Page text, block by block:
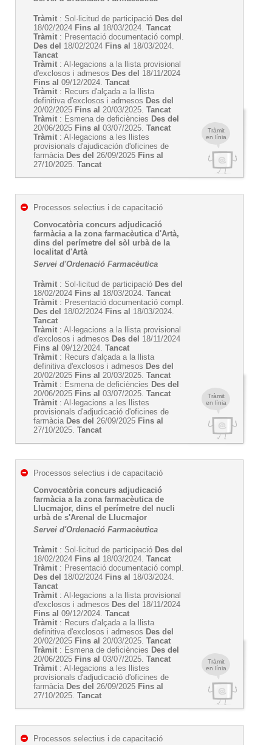
Tràmit
en línia
Tràmit : Sol·licitud de participació Des del
18/02/2024 Fins al 18/03/2024. Tancat
Tràmit : Presentació documentació compl.
Des del 18/02/2024 Fins al 18/03/2024.
Tancat
Tràmit : Al·legacions a la llista provisional
d'exclosos i admesos Des del 18/11/2024
Fins al 09/12/2024. Tancat
Tràmit : Recurs d'alçada a la llista
definitiva d'exclosos i admesos Des del
20/02/2025 Fins al 20/03/2025. Tancat
Tràmit : Esmena de deficiències Des del
20/06/2025 Fins al 03/07/2025. Tancat
Tràmit : Al·legacions a les llistes
provisionals d'ajudicación d'oficines de
farmàcia Des del 26/09/2025 Fins al
27/10/2025. Tancat
Tràmit
en línia
Processos selectius i de capacitació
Convocatòria concurs adjudicació
farmàcia a la zona farmacèutica d'Artà,
dins del perímetre del sòl urbà de la
localitat d'Artà
Servei d'Ordenació Farmacèutica
Tràmit : Sol·licitud de participació Des del
18/02/2024 Fins al 18/03/2024. Tancat
Tràmit : Presentació documentació compl.
Des del 18/02/2024 Fins al 18/03/2024.
Tancat
Tràmit : Al·legacions a la llista provisional
d'exclosos i admesos Des del 18/11/2024
Fins al 09/12/2024. Tancat
Tràmit : Recurs d'alçada a la llista
definitiva d'exclosos i admesos Des del
20/02/2025 Fins al 20/03/2025. Tancat
Tràmit : Esmena de deficiències Des del
20/06/2025 Fins al 03/07/2025. Tancat
Tràmit : Al·legacions a les llistes
provisionals d'adjudicació d'oficines de
farmàcia Des del 26/09/2025 Fins al
27/10/2025. Tancat
Tràmit
en línia
Processos selectius i de capacitació
Convocatòria concurs adjudicació
farmàcia a la zona farmacèutica de
Llucmajor, dins el perímetre del nucli
urbà de s'Arenal de Llucmajor
Servei d'Ordenació Farmacèutica
Tràmit : Sol·licitud de participació Des del
18/02/2024 Fins al 18/03/2024. Tancat
Tràmit : Presentació documentació compl.
Des del 18/02/2024 Fins al 18/03/2024.
Tancat
Tràmit : Al·legacions a la llista provisional
d'exclosos i admesos Des del 18/11/2024
Fins al 09/12/2024. Tancat
Tràmit : Recurs d'alçada a la llista
definitiva d'exclosos i admesos Des del
20/02/2025 Fins al 20/03/2025. Tancat
Tràmit : Esmena de deficiències Des del
20/06/2025 Fins al 03/07/2025. Tancat
Tràmit : Al·legacions a les llistes
provisionals d'adjudicació d'oficines de
farmàcia Des del 26/09/2025 Fins al
27/10/2025. Tancat
Processos selectius i de capacitació